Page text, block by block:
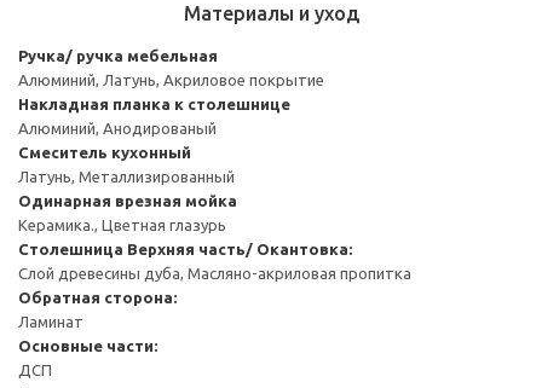
Материалы и уход
Ручка/ ручка мебельная
Алюминий, Латунь, Акриловое покрытие
Накладная планка к столешнице
Алюминий, Анодированый
Смеситель кухонный
Латунь, Металлизированный
Одинарная врезная мойка
Керамика., Цветная глазурь
Столешница Верхняя часть/ Окантовка:
Слой древесины дуба, Масляно-акриловая пропитка
Обратная сторона:
Ламинат
Основные части:
ДСП